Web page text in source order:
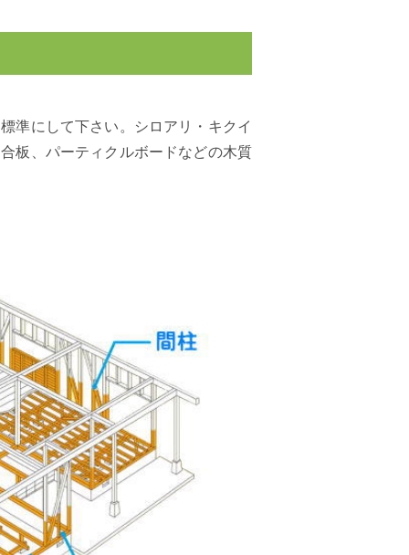
準にして下さい。シロアリ・キクイ
板、パーティクルボードなどの木質